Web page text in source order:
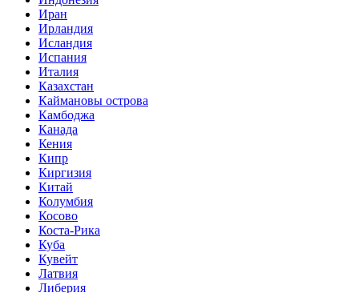
Иран
Ирландия
Исландия
Испания
Италия
Казахстан
Каймановы острова
Камбоджа
Канада
Кения
Кипр
Киргизия
Китай
Колумбия
Косово
Коста-Рика
Куба
Кувейт
Латвия
Либерия